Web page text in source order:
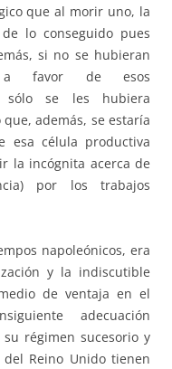
que al morir uno, la
lo conseguido pues
si no se hubieran
a favor de esos
se les hubiera
que, además, se estaría
esa célula productiva
la incógnita acerca de
por los trabajos
napoleónicos, era
y la indiscutible
de ventaja en el
adecuación
régimen sucesorio y
Reino Unido tienen